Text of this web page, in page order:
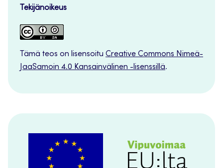
Tekijänoikeus
Tämä teos on lisensoitu Creative Commons Nimeä-
JaaSamoin 4.0 Kansainvälinen -lisenssillä.